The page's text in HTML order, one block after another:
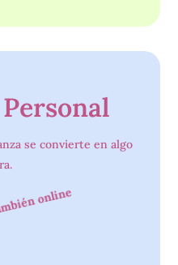
se convierte en algo
online